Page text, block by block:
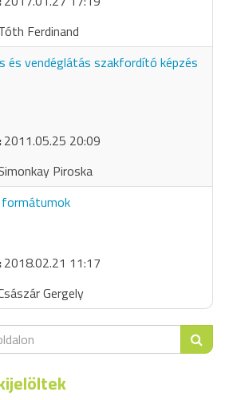
Ferdinand
és vendéglátás szakfordító képzés
2011.05.25 20:09
Piroska
formátumok
2018.02.21 11:17
Gergely